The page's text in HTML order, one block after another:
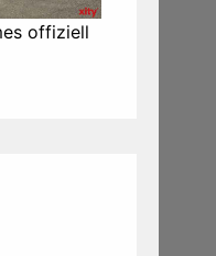
offiziell